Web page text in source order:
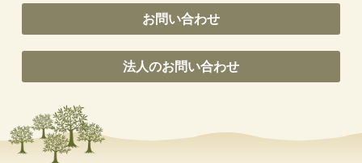
お問い合わせ
法人のお問い合わせ